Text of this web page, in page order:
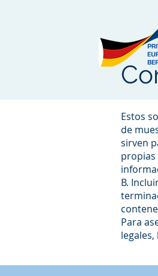
Estos
de
sirven
B.
Para